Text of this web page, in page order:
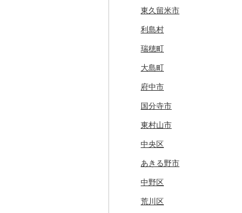
名寄市
美唄市
厚岸町
南富良野町
上富良野町
和寒町
紋別市
乙部町
根室市
三笠市
東川町
深浦町
青森市
田子町
新郷村
横浜町
野辺地町
佐井村
六戸町
五所川原市
平川市
蓬田村
葛巻町
花巻市
岩泉町
田野畑村
盛岡市
遠野市
奥州市
雫石町
岩手県（県庁）
一関市
久慈市
村田町
栗原市
富谷市
岩沼市
七ヶ宿町
大崎市
塩竈市
石巻市
多賀城市
宮城県（県庁）
亘理町
大館市
由利本荘市
にかほ市
羽後町
秋田県（県庁）
秋田市
男鹿市
美郷町
東成瀬村
五城目町
北秋田市
中山町
庄内町
大石田町
川西町
鶴岡市
山形県（県庁）
金山町
東根市
飯豊町
鮭川村
大蔵村
下郷町
西郷村
二本松市
猪苗代町
川俣町
郡山市
西会津町
玉川村
いわき市
南会津町
田村市
下妻市
茨城町
神栖市
常総市
東海村
美浦村
大洗町
河内町
ひたちなか市
龍ケ崎市
守谷市
宇都宮市
栃木県（県庁）
那珂川町
茂木町
那須烏山市
矢板市
さくら市
足利市
那須町
鹿沼市
下野市
吉岡町
太田市
高山村
みどり市
千代田町
みなかみ町
片品村
富岡市
館林市
伊勢崎市
東吾妻町
飯能市
長瀞町
羽生市
小鹿野町
坂戸市
鳩山町
埼玉県（県庁）
神川町
東秩父村
横瀬町
三芳町
白子町
栄町
香取市
習志野市
銚子市
君津市
旭市
南房総市
八街市
東金市
九十九里町
東久留米市
利島村
瑞穂町
大島町
府中市
国分寺市
東村山市
中央区
あきる野市
中野区
荒川区